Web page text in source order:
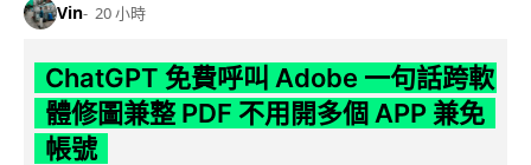
Vin 20 小時
ChatGPT 免費呼叫 Adobe 一句話跨軟
體修圖兼整 PDF 不用開多個 APP 兼免
帳號